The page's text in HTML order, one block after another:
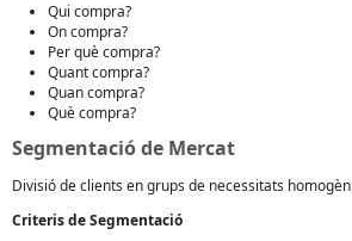
Qui compra?
On compra?
Per què compra?
Quant compra?
Quan compra?
Què compra?
Segmentació de Mercat
Divisió de clients en grups de necessitats
Criteris de Segmentació